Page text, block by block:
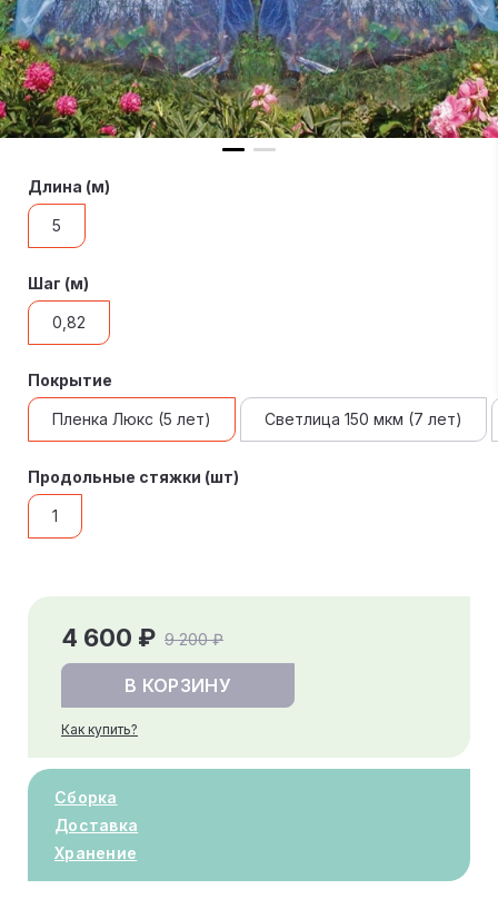
Длина (м)
5
Шаг (м)
0,82
Покрытие
Пленка Люкс (5 лет) Светлица 150 мкм (7 лет)
Продольные стяжки (шт)
1
9 200 ₽
4 600 ₽
В КОРЗИНУ
Как купить?
Сборка
Доставка
Хранение